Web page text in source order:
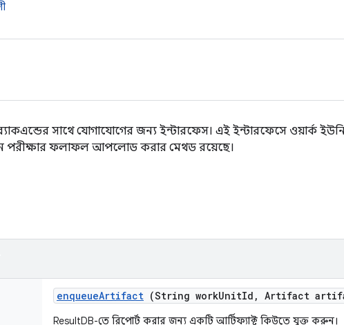
সাথে যোগাযোগের জন্য ইন্টারফেস। এই ইন্টারফেসে ওয়ার্ক
পরীক্ষার ফলাফল আপলোড করার মেথড রয়েছে।
enqueueArtifact (String workUnitId , Artifact
ResultDB-তে রিপোর্ট করার জন্য একটি আর্টিফ্যাক্ট কিউতে যুক্ত করুন।